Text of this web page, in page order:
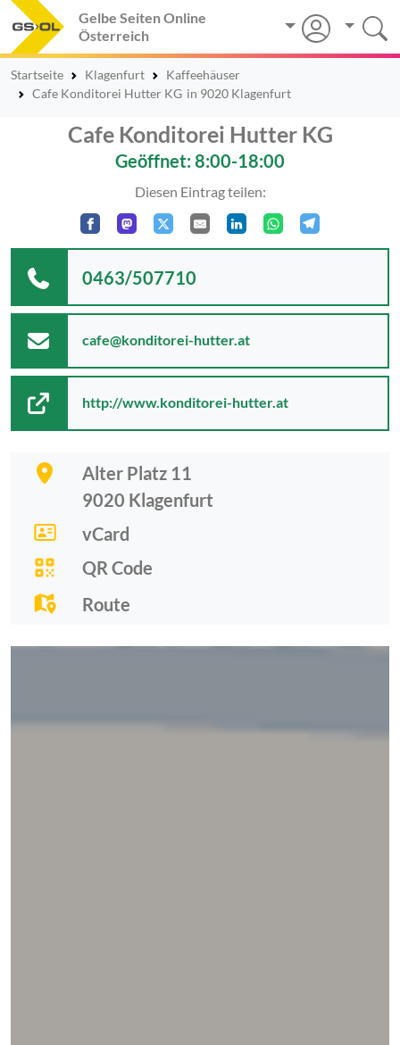
Gelbe Seiten Online
Österreich
Startseite Klagenfurt
Kaffeehäuser
Cafe Konditorei Hutter KG in 9020 Klagenfurt
Cafe Konditorei Hutter KG
Geöffnet: 8:00-18:00
Diesen Eintrag teilen:
Alter Platz 11
9020 Klagenfurt
vCard
QR Code
Route
0463/507710
cafe@konditorei-hutter.at
http://www.konditorei-hutter.at